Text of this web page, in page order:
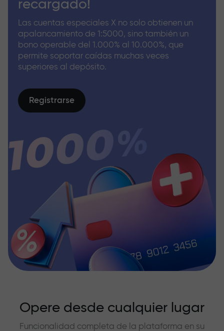
recargado!
Las cuentas especiales X no solo obtienen un
apalancamiento de 1:5000, sino también un
bono operable del 1.000% al 10.000%, que
permite soportar caídas muchas veces
superiores al depósito.
Registrarse
Opere desde cualquier lugar
Funcionalidad completa de la plataforma en su